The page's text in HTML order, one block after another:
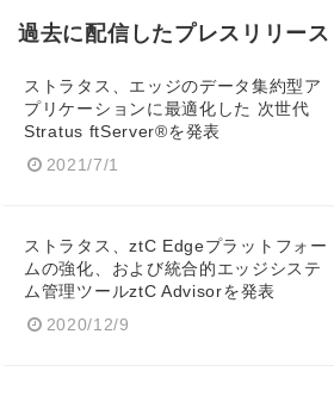
過去に配信したプレスリリース
ストラタス、エッジのデータ集約型ア
プリケーションに最適化した 次世代
Stratus ftServer®を発表
2021/7/1
ストラタス、ztC Edgeプラットフォー
ムの強化、および統合的エッジシステ
ム管理ツールztC Advisorを発表
2020/12/9
English